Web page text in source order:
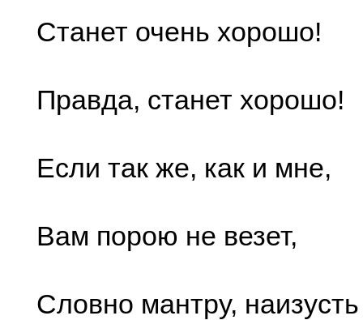
Станет очень хорошо!
Правда, станет хорошо!
Если так же, как и мне,
Вам порою не везет,
Словно мантру, наизусть